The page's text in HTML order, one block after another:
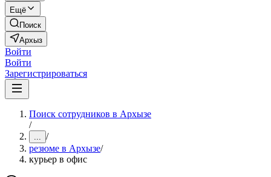
Ещё
Поиск
Архыз
Войти
Войти
Зарегистрироваться
Поиск сотрудников в Архызе
/
... /
резюме в Архызе/
курьер в офис